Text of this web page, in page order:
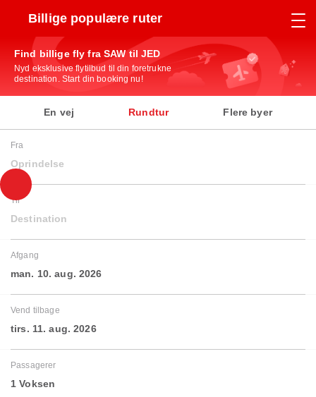
Billige populære ruter
Find billige fly fra SAW til JED
Nyd eksklusive flytilbud til din foretrukne
destination. Start din booking nu!
En vej Rundtur Flere byer
Fra
Oprindelse
Til
Destination
Afgang
man. 10. aug. 2026
Vend tilbage
tirs. 11. aug. 2026
Passagerer
1 Voksen